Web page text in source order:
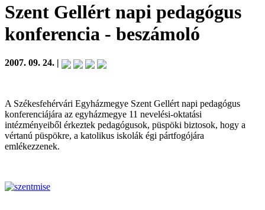
Szent Gellért napi pedagógus
konferencia - beszámoló
2007. 09. 24. |
A Székesfehérvári Egyházmegye Szent Gellért napi pedagógus
konferenciájára az egyházmegye 11 nevelési-oktatási
intézményeiből érkeztek pedagógusok, püspöki biztosok, hogy a
vértanú püspökre, a katolikus iskolák égi pártfogójára
emlékezzenek.